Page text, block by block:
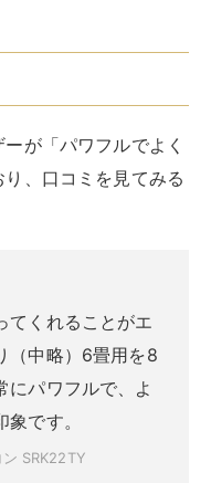
が「パワフルでよく
、口コミを見てみる
てくれることがエ
（中略）6畳用を8
にパワフルで、よ
です。
SRK22TY